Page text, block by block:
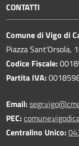
CONTATTI
Comune di Vigo di
Piazza Sant'Orsola,
Codice Fiscale:
Partita IVA:
Email:
PEC:
Centralino Unico: